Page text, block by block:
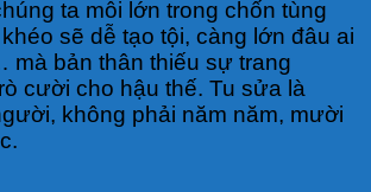
ta mỗi lớn trong chốn tùng
sẽ dễ tạo tội, càng lớn đâu ai
mà bản thân thiếu sự trang
cười cho hậu thế. Tu sửa là
không phải năm năm, mười